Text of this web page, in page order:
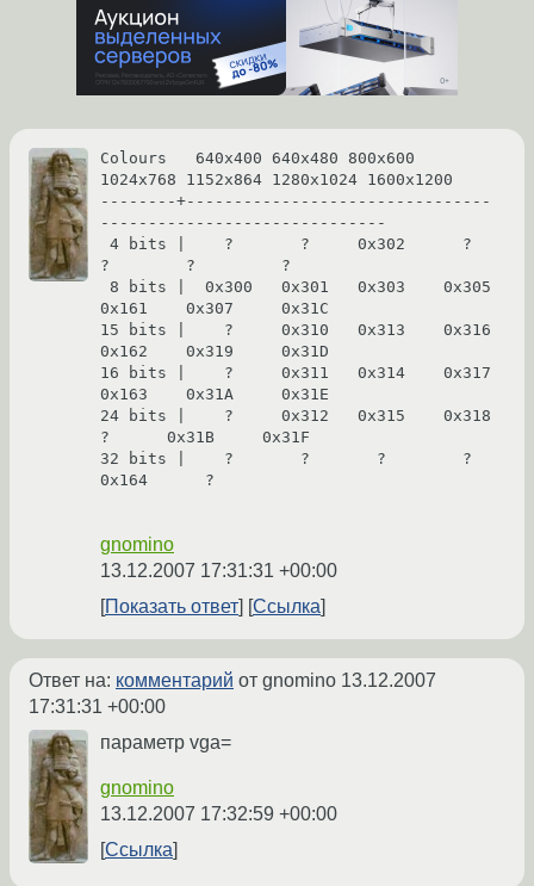
Colours   640x400 640x480 800x600
1024x768 1152x864 1280x1024 1600x1200
--------+--------------------------------
------------------------------
?        ?         ?
0x161    0x307     0x31C
15 bits |    ?     0x310   0x313    0x316
0x162    0x319     0x31D
16 bits |    ?     0x311   0x314    0x317
0x163    0x31A     0x31E
24 bits |    ?     0x312   0x315    0x318
?      0x31B     0x31F
32 bits |    ?       ?       ?        ?
0x164      ?
gnomino
13.12.2007 17:31:31 +00:00
Показать ответ
Ссылка
Ответ на: комментарий от gnomino 13.12.2007
17:31:31 +00:00
параметр vga=
gnomino
13.12.2007 17:32:59 +00:00
Ссылка